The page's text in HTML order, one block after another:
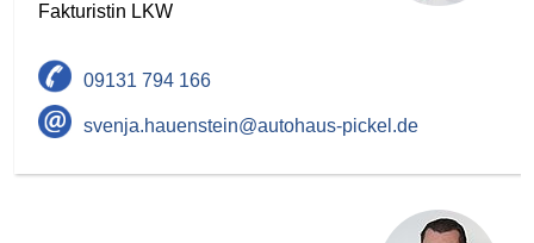
Fakturistin LKW
09131 794 166
svenja.hauenstein@autohaus-pickel.de